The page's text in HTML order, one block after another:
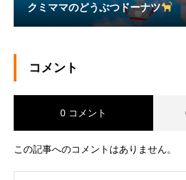
クミママのどうぶつドーナツ
コメント
0 コメント
この記事へのコメントはありません。